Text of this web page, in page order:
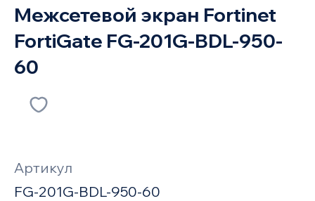
Межсетевой экран Fortinet
FortiGate FG-201G-BDL-950-
60
Артикул
FG-201G-BDL-950-60